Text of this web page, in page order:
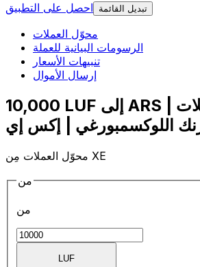
احصل على التطبيق
تبديل القائمة
محوّل العملات
الرسومات البيانية للعملة
تنبيهات الأسعار
إرسال الأموال
10,000 LUF إلى ARS | حوِّل - إلى عملات
محوّل العملات مِن XE
من
من
LUF